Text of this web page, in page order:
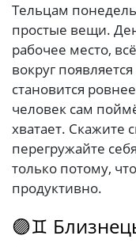
Тельцам
простые вещи.
рабочее место,
вокруг
становится
человек сам
хватает. Скажите
перегружайте
только потому,
продуктивно.
🟣♊